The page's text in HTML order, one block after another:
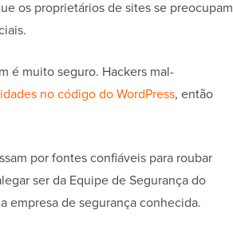
os proprietários de sites se preocupam
é muito seguro. Hackers mal-
no código do WordPress, então
por fontes confiáveis para roubar
ser da Equipe de Segurança do
empresa de segurança conhecida.